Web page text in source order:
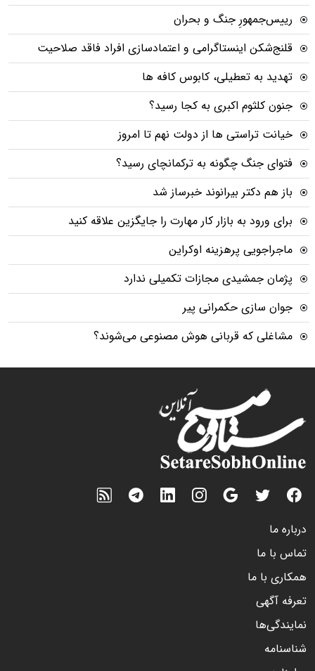
رییس‌جمهورِ جنگ و بحران
قلنج‌شکن اینستاگرامی و اعتمادسازی افراد فاقد صلاحیت
تهدید به تعطیلی، کابوس کافه ها
جنون کلثوم اکبری به کجا رسید؟
خیانت تراستی ها از دولت نهم تا امروز
فتوای جنگ چگونه به ترکمانچای رسید؟
باز هم دکتر بیرانوند خبرساز شد
برای ورود به بازار کار مهارت را جایگزین علاقه کنید
ماجراجویی پرهزینه اوکراین
پژمان جمشیدی مجازات تکمیلی ندارد
جوان سازی حکمرانی پیر
مشاغلی که قربانی هوش مصنوعی می‌شوند؟
درباره ما
تماس با ما
همکاری با ما
تعرفه آگهی
نمایندگی‌ها
شناسنامه